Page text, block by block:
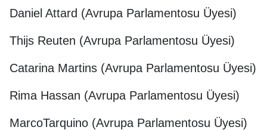
Daniel Attard (Avrupa Parlamentosu Üyesi)
Thijs Reuten (Avrupa Parlamentosu Üyesi)
Catarina Martins (Avrupa Parlamentosu Üyesi)
Rima Hassan (Avrupa Parlamentosu Üyesi)
MarcoTarquino (Avrupa Parlamentosu Üyesi)